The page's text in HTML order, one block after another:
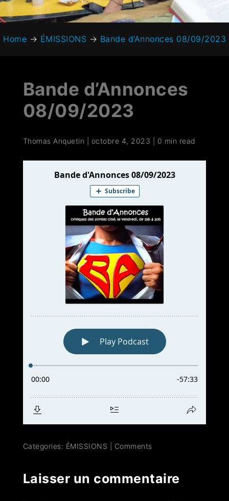
Home → ÉMISSIONS → Bande d’Annonces 08/09/2023
Bande d’Annonces
08/09/2023
Thomas Anquetin octobre 4, 2023 0 min read
Categories: ÉMISSIONS Comments
Laisser un commentaire